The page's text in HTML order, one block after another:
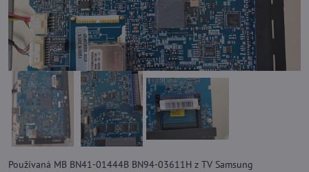
Používaná MB BN41-01444B BN94-03611H z TV Samsung